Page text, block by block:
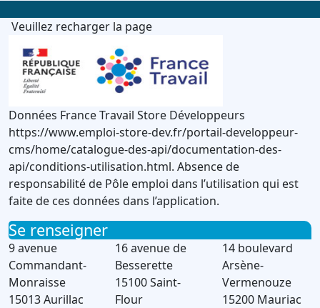
Veuillez recharger la page
Données France Travail Store Développeurs
https://www.emploi-store-dev.fr/portail-developpeur-
cms/home/catalogue-des-api/documentation-des-
api/conditions-utilisation.html. Absence de
responsabilité de Pôle emploi dans l’utilisation qui est
faite de ces données dans l’application.
Se renseigner
9 avenue
Commandant-
Monraisse
15013 Aurillac
16 avenue de
Besserette
15100 Saint-
Flour
14 boulevard
Arsène-
Vermenouze
15200 Mauriac